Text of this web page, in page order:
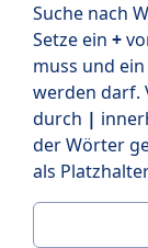
Suche nach
Setze ein +
muss und ein
werden darf.
durch |
der Wörter
als